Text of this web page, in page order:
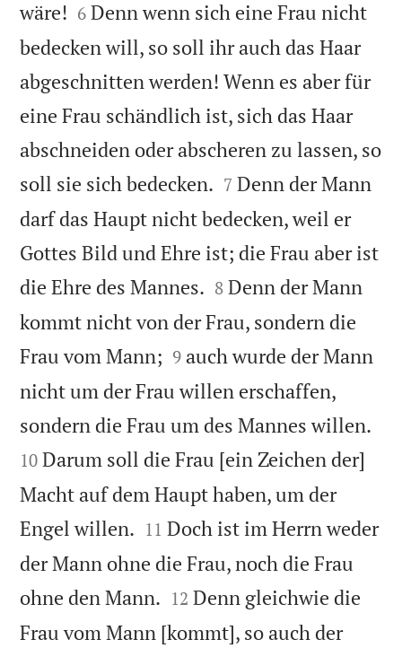
wäre! 

6 Denn wenn sich eine Frau nicht
bedecken will, so soll ihr auch das Haar
abgeschnitten werden! Wenn es aber für
eine Frau schändlich ist, sich das Haar
abschneiden oder abscheren zu lassen, so
soll sie sich bedecken. 

7 Denn der Mann
darf das Haupt nicht bedecken, weil er
Gottes Bild und Ehre ist; die Frau aber ist
die Ehre des Mannes. 

8 Denn der Mann
kommt nicht von der Frau, sondern die
Frau vom Mann; 

9 auch wurde der Mann
nicht um der Frau willen erschaffen,
sondern die Frau um des Mannes willen.
10 Darum soll die Frau [ein Zeichen der]
Macht auf dem Haupt haben, um der
Engel willen. 

11 Doch ist im Herrn weder
der Mann ohne die Frau, noch die Frau
ohne den Mann. 

12 Denn gleichwie die
Frau vom Mann [kommt], so auch der